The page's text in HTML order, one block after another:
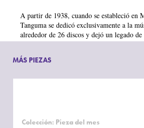
A partir de 1938, cuando se estableció en
Tanguma se dedicó exclusivamente a la
alrededor de 26 discos y dejó un legado de
100 composiciones, entre las que se
Cerro de la Silla”, “Evangelina”,
son un referente de la música típica del
MÁS PIEZAS
Colección: Pieza del mes